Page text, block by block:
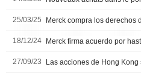
25/03/25
18/12/24
27/09/23